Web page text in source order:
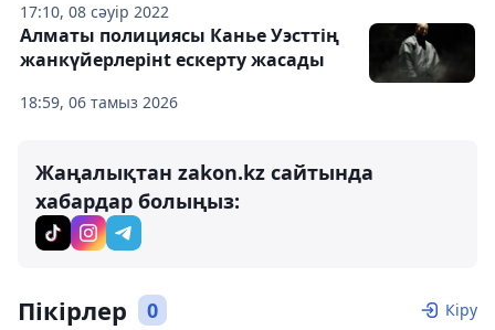
17:10, 08 сәуір 2022
18:59, 06 тамыз 2026
Алматы полициясы Канье Уэсттің
жанкүйерлерінt ескерту жасады
Жаңалықтан zakon.kz сайтында
хабардар болыңыз:
Пікірлер 0 Кіру